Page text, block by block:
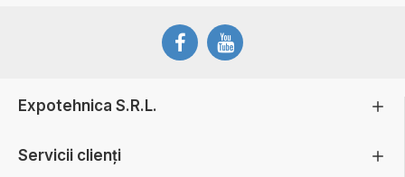
Expotehnica S.R.L.
Servicii clienți